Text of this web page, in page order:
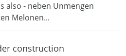
also - neben Unmengen
Melonen...
construction